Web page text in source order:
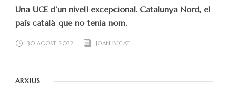
Una UCE d’un nivell excepcional. Catalunya Nord, el
país català que no tenia nom.
30 AGOST 2022 JOAN BECAT
ARXIUS